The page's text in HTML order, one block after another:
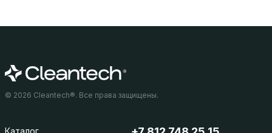
© 2026 Cleantech®. Все права защищены.